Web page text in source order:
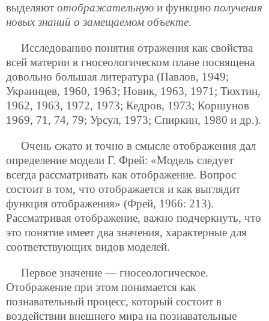
выделяют отображательную и функцию получения
новых знаний о замещаемом объекте.
Исследованию понятия отражения как свойства
всей материи в гносеологическом плане посвящена
довольно большая литература (Павлов, 1949;
Украинцев, 1960, 1963; Новик, 1963, 1971; Тюхтин,
1962, 1963, 1972, 1973; Кедров, 1973; Коршунов
1969, 71, 74, 79; Урсул, 1973; Спиркин, 1980 и др.).
Очень сжато и точно в смысле отображения дал
определение модели Г. Фрей: «Модель следует
всегда рассматривать как отображение. Вопрос
состоит в том, что отображается и как выглядит
функция отображения» (Фрей, 1966: 213).
Рассматривая отображение, важно подчеркнуть, что
это понятие имеет два значения, характерные для
соответствующих видов моделей.
Первое значение — гносеологическое.
Отображение при этом понимается как
познавательный процесс, который состоит в
воздействии внешнего мира на познавательные